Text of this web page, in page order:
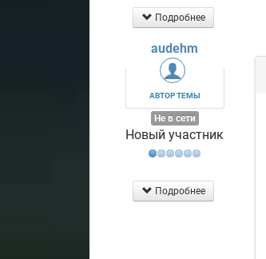
Подробнее
audehm
АВТОР ТЕМЫ
Не в сети
Новый участник
Подробнее